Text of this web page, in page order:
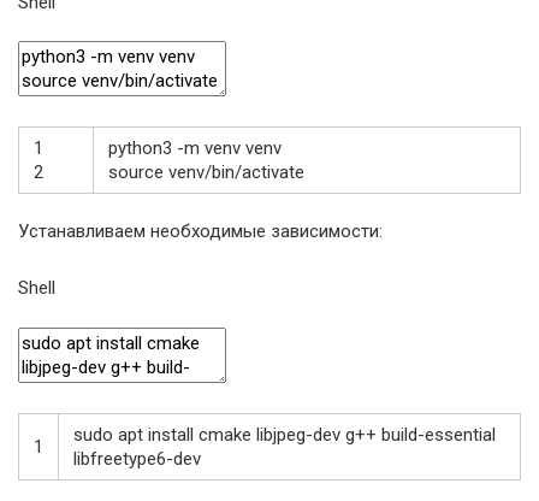
1
2
python3 -m venv venv
source venv/bin/activate
Устанавливаем необходимые зависимости:
Shell
1
sudo apt install cmake libjpeg-dev g++ build-essential
libfreetype6-dev